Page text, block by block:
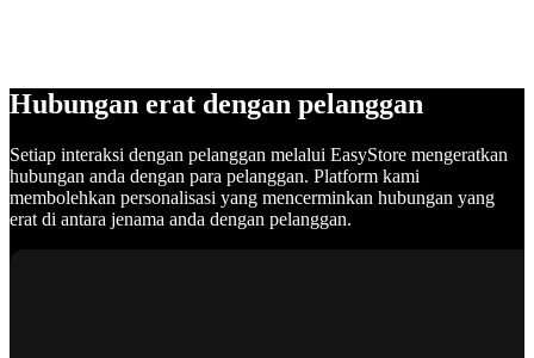
Hubungan erat dengan pelanggan
Setiap interaksi dengan pelanggan melalui EasyStore mengeratkan
hubungan anda dengan para pelanggan. Platform kami
membolehkan personalisasi yang mencerminkan hubungan yang
erat di antara jenama anda dengan pelanggan.